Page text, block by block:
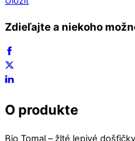
Zdieľajte a niekoho
O produkte
Bio Tomal – žlté lepivé